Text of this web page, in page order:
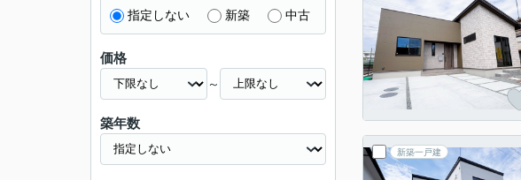
新築一戸建
指定しない 新築 中古
価格
～
築年数